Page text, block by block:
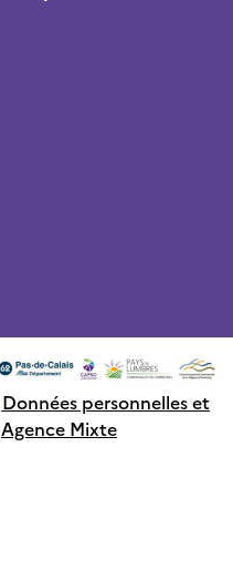
Données personnelles et
Agence Mixte